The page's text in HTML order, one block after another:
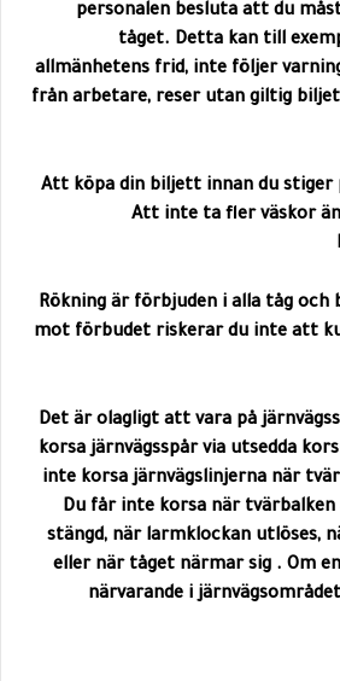
personalen besluta att du
tåget. Detta kan till
allmänhetens frid, inte följer
från arbetare, reser utan giltig
Att köpa din biljett innan du stiger
Att inte ta fler väskor
Rökning är förbjuden i alla tåg och
mot förbudet riskerar du inte att
Det är olagligt att vara på
korsa järnvägsspår via utsedda
inte korsa järnvägslinjerna när
Du får inte korsa när tvärbalken
stängd, när larmklockan utlöses,
eller när tåget närmar sig . Om
närvarande i